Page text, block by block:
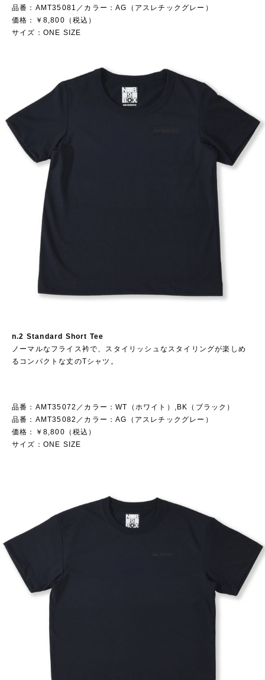
品番：AMT35081／カラー：AG（アスレチックグレー）
価格：￥8,800（税込）
サイズ：ONE SIZE
n.2 Standard Short Tee
ノーマルなフライス衿で、スタイリッシュなスタイリングが楽しめ
るコンパクトな丈のTシャツ。
品番：AMT35072／カラー：WT（ホワイト）,BK（ブラック）
品番：AMT35082／カラー：AG（アスレチックグレー）
価格：￥8,800（税込）
サイズ：ONE SIZE